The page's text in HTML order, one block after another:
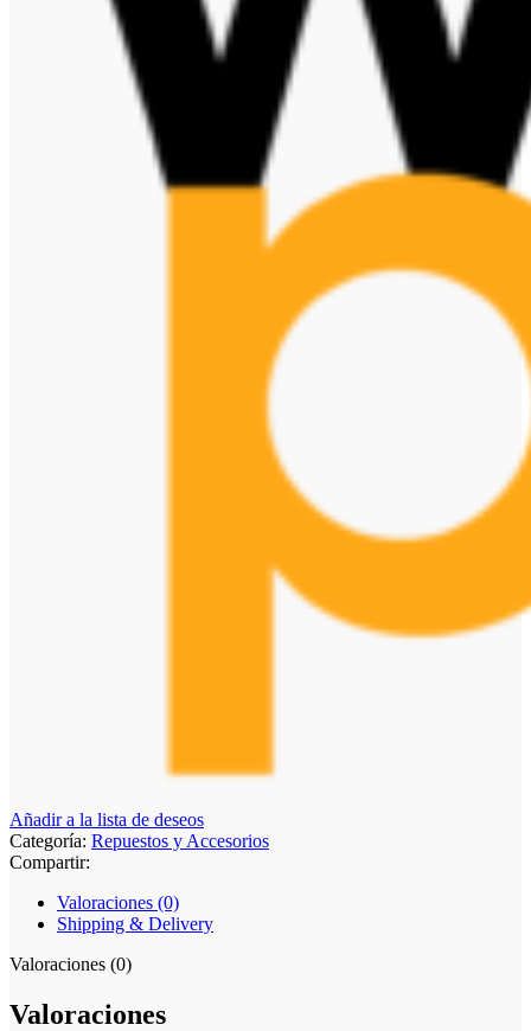
Añadir a la lista de deseos
Categoría: Repuestos y Accesorios
Compartir:
Valoraciones (0)
Shipping & Delivery
Valoraciones (0)
Valoraciones